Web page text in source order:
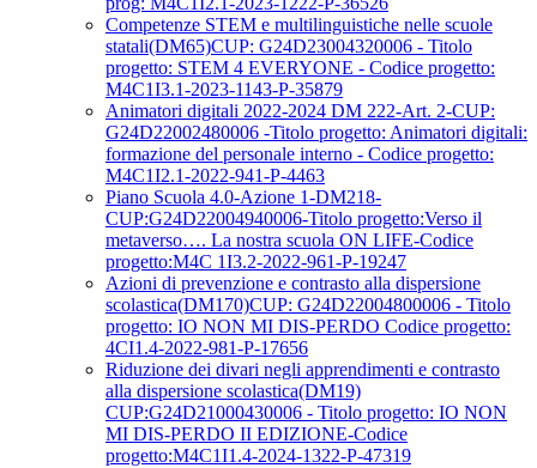
Competenze STEM e multilinguistiche nelle scuole
statali(DM65)CUP: G24D23004320006 - Titolo
progetto: STEM 4 EVERYONE - Codice progetto:
M4C1I3.1-2023-1143-P-35879
Animatori digitali 2022-2024 DM 222-Art. 2-CUP:
G24D22002480006 -Titolo progetto: Animatori digitali:
formazione del personale interno - Codice progetto:
M4C1I2.1-2022-941-P-4463
Piano Scuola 4.0-Azione 1-DM218-
CUP:G24D22004940006-Titolo progetto:Verso il
metaverso…. La nostra scuola ON LIFE-Codice
progetto:M4C 1I3.2-2022-961-P-19247
Azioni di prevenzione e contrasto alla dispersione
scolastica(DM170)CUP: G24D22004800006 - Titolo
progetto: IO NON MI DIS-PERDO Codice progetto:
4CI1.4-2022-981-P-17656
Riduzione dei divari negli apprendimenti e contrasto
alla dispersione scolastica(DM19)
CUP:G24D21000430006 - Titolo progetto: IO NON
MI DIS-PERDO II EDIZIONE-Codice
progetto:M4C1I1.4-2024-1322-P-47319